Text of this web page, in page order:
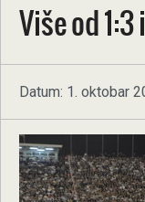
Više od 1:3
Datum: 1. oktobar